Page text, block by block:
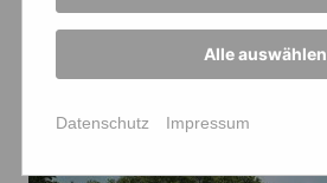
Alle auswählen
Datenschutz Impressum